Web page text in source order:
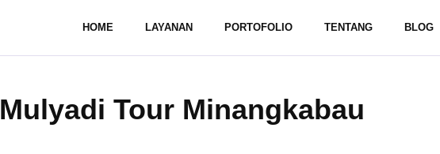
HOME LAYANAN PORTOFOLIO TENTANG BLOG
Mulyadi Tour Minangkabau